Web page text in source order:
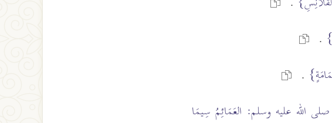
.
.
الله عليه وسلم: العَمَائِمُ سِيمَا